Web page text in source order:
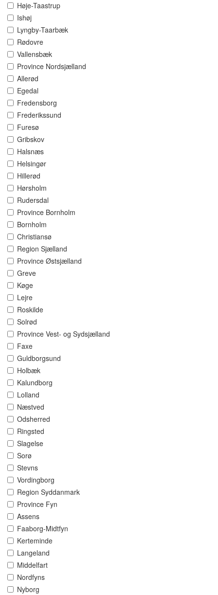
Høje-Taastrup
Ishøj
Lyngby-Taarbæk
Rødovre
Vallensbæk
Province Nordsjælland
Allerød
Egedal
Fredensborg
Frederikssund
Furesø
Gribskov
Halsnæs
Helsingør
Hillerød
Hørsholm
Rudersdal
Province Bornholm
Bornholm
Christiansø
Region Sjælland
Province Østsjælland
Greve
Køge
Lejre
Roskilde
Solrød
Province Vest- og Sydsjælland
Faxe
Guldborgsund
Holbæk
Kalundborg
Lolland
Næstved
Odsherred
Ringsted
Slagelse
Sorø
Stevns
Vordingborg
Region Syddanmark
Province Fyn
Assens
Faaborg-Midtfyn
Kerteminde
Langeland
Middelfart
Nordfyns
Nyborg